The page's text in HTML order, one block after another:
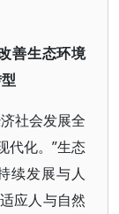
善生态环境
社会发展全
代化。”生态
续发展与人
应人与自然